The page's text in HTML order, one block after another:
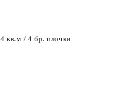
кв.м / 4 бр. плочки